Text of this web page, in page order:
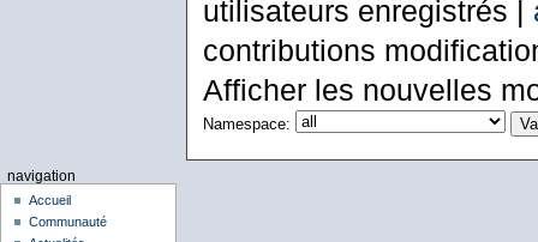
utilisateurs enregistrés |
contributions
Afficher les nouvelles
Namespace:
navigation
Accueil
Communauté